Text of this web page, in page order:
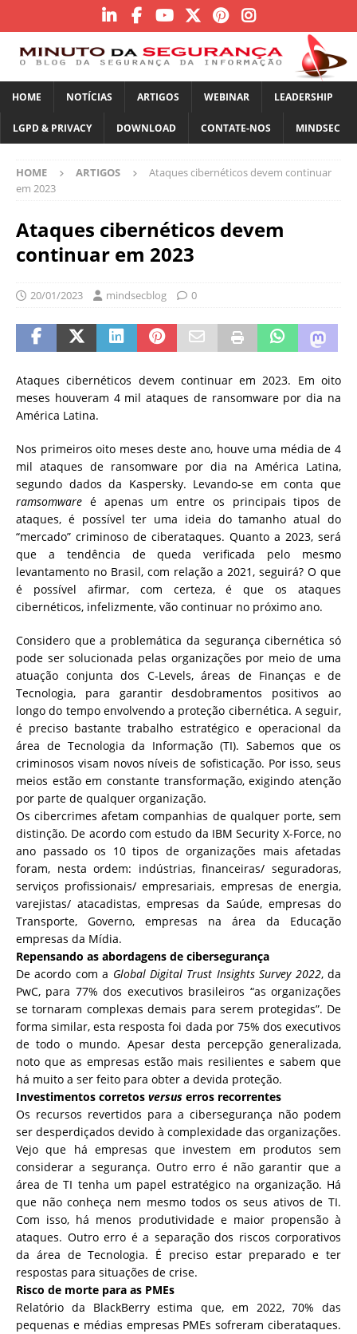
HOME NOTÍCIAS ARTIGOS WEBINAR LEADERSHIP
LGPD & PRIVACY DOWNLOAD CONTATE-NOS MINDSEC
HOME ARTIGOS
Ataques cibernéticos devem continuar
em 2023
Ataques cibernéticos devem
continuar em 2023
20/01/2023 mindsecblog 0
Ataques cibernéticos devem continuar em 2023. Em oito
meses houveram 4 mil ataques de ransomware por dia na
América Latina.
Nos primeiros oito meses deste ano, houve uma média de 4
mil ataques de ransomware por dia na América Latina,
segundo dados da Kaspersky. Levando-se em conta que
ramsomware é apenas um entre os principais tipos de
ataques, é possível ter uma ideia do tamanho atual do
“mercado” criminoso de ciberataques. Quanto a 2023, será
que a tendência de queda verificada pelo mesmo
levantamento no Brasil, com relação a 2021, seguirá? O que
é possível afirmar, com certeza, é que os ataques
cibernéticos, infelizmente, vão continuar no próximo ano.
Considero que a problemática da segurança cibernética só
pode ser solucionada pelas organizações por meio de uma
atuação conjunta dos C-Levels, áreas de Finanças e de
Tecnologia, para garantir desdobramentos positivos ao
longo do tempo envolvendo a proteção cibernética. A seguir,
é preciso bastante trabalho estratégico e operacional da
área de Tecnologia da Informação (TI). Sabemos que os
criminosos visam novos níveis de sofisticação. Por isso, seus
meios estão em constante transformação, exigindo atenção
por parte de qualquer organização.
Os cibercrimes afetam companhias de qualquer porte, sem
distinção. De acordo com estudo da IBM Security X-Force, no
ano passado os 10 tipos de organizações mais afetadas
foram, nesta ordem: indústrias, financeiras/ seguradoras,
serviços profissionais/ empresariais, empresas de energia,
varejistas/ atacadistas, empresas da Saúde, empresas do
Transporte, Governo, empresas na área da Educação
empresas da Mídia.
Repensando as abordagens de cibersegurança
De acordo com a Global Digital Trust Insights Survey 2022, da
PwC, para 77% dos executivos brasileiros “as organizações
se tornaram complexas demais para serem protegidas”. De
forma similar, esta resposta foi dada por 75% dos executivos
de todo o mundo. Apesar desta percepção generalizada,
noto que as empresas estão mais resilientes e sabem que
há muito a ser feito para obter a devida proteção.
Investimentos corretos versus erros recorrentes
Os recursos revertidos para a cibersegurança não podem
ser desperdiçados devido à complexidade das organizações.
Vejo que há empresas que investem em produtos sem
considerar a segurança. Outro erro é não garantir que a
área de TI tenha um papel estratégico na organização. Há
que não conheça nem mesmo todos os seus ativos de TI.
Com isso, há menos produtividade e maior propensão à
ataques. Outro erro é a separação dos riscos corporativos
da área de Tecnologia. É preciso estar preparado e ter
respostas para situações de crise.
Risco de morte para as PMEs
Relatório da BlackBerry estima que, em 2022, 70% das
pequenas e médias empresas PMEs sofreram ciberataques.